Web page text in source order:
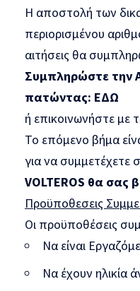
Η αποστολή των
περιορισμένου
αιτήσεις θα
Συμπληρώστε την
πατώντας: ΕΔΩ
ή επικοινωνήστε με
Το επόμενο βήμα
για να συμμετέχετε
VOLTEROS θα σας
Προϋποθεσεις
Οι προϋποθέσεις
Να είναι
Να έχουν ηλικία